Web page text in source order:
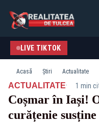
LIVE TIKTOK
Acasă Știri Actualitate
ACTUALITATE· 1 min
Coșmar în Iași!
curățenie